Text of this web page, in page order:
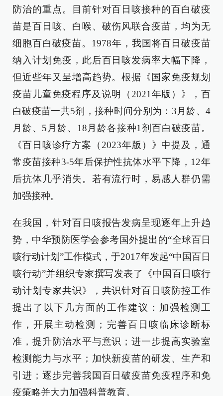
防治的重点。目前针对百日咳接种的百白破疫
苗是百日咳、白喉、破伤风联合疫苗，均为无
细胞百白破疫苗。1978年，我国将百日破疫苗
纳入计划免疫，此后百日咳发病率大幅下降，
但近些年又呈增高趋势。根据《国家免疫规划
疫苗儿童免疫程序及说明（2021年版）》，百
白破疫苗一共5剂，接种时间分别为：3月龄、4
月龄、5月龄、18月龄各接种1剂百白破疫苗。
《百日咳诊疗方案（2023年版）》中提及，通
常疫苗接种3-5年后保护性抗体水平下降，12年
后抗体几乎消失。若有流行时，易感人群仍需
加强接种。
在我国，针对百日咳报告发病呈现逐年上升趋
势，中华预防医学会参考国外提出的“全球百日
咳行动计划”工作模式，于2017年发起“中国百日
咳行动”并组织专家撰写发表了《中国百日咳行
动计划专家共识》，共识针对百日咳防控工作
提出了以下几方面的工作建议：加强检测工
作，开展主动检测；完善百日咳临床诊断标
准，提升防治水平与意识；进一步提高实验室
检测能力与水平；加快新疫苗的研发、生产和
引进；逐步完善我国百日破疫苗免疫程序和免
疫策略并大力加强科普教育。